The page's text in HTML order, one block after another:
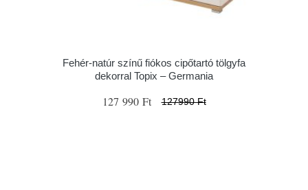
Fehér-natúr színű fiókos cipőtartó tölgyfa
dekorral Topix – Germania
127 990 Ft 127990 Ft